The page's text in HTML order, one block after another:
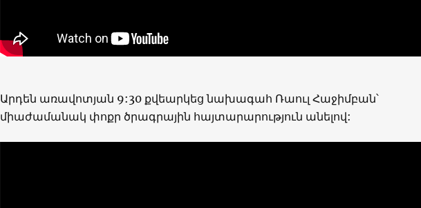
Արդեն առավոտյան 9:30 քվեարկեց նախագահ Ռաուլ Հաջիմբան՝
միաժամանակ փոքր ծրագրային հայտարարություն անելով: